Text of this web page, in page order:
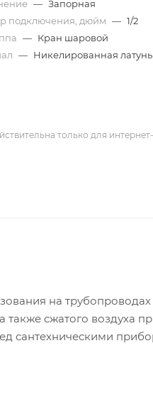
— Запорная
подключения, дюйм — 1/2
— Кран шаровой
— Никелированная латунь
только для
на
сжатого воздуха
сантехническими